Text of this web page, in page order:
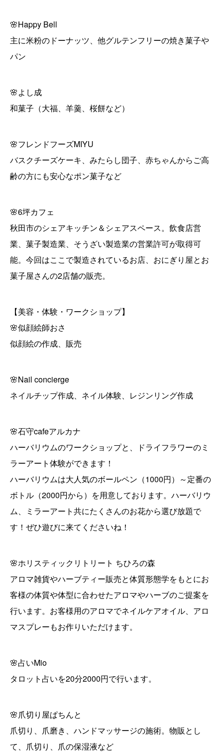
🌸Happy Bell
主に米粉のドーナッツ、他グルテンフリーの焼き菓子や
パン
🌸よし成
和菓子（大福、羊羹、桜餅など）
🌸フレンドフーズMIYU
バスクチーズケーキ、みたらし団子、赤ちゃんからご高
齢の方にも安心なポン菓子など
🌸6坪カフェ
秋田市のシェアキッチン＆シェアスペース。飲食店営
業、菓子製造業、そうざい製造業の営業許可が取得可
能。今回はここで製造されているお店、おにぎり屋とお
菓子屋さんの2店舗の販売。
【美容・体験・ワークショップ】
🌸似顔絵師おさ
似顔絵の作成、販売
🌸Nail concierge
ネイルチップ作成、ネイル体験、レジンリング作成
🌸石守cafeアルカナ
ハーバリウムのワークショップと、ドライフラワーのミ
ラーアート体験ができます！
ハーバリウムは大人気のボールペン（1000円）～定番の
ボトル（2000円から）を用意しております。ハーバリウ
ム、ミラーアート共にたくさんのお花から選び放題で
す！ぜひ遊びに来てくださいね！
🌸ホリスティックリトリート ちひろの森
アロマ雑貨やハーブティー販売と体質形態学をもとにお
客様の体質や体型に合わせたアロマやハーブのご提案を
行います。お客様用のアロマでネイルケアオイル、アロ
マスプレーもお作りいただけます。
🌸占いMio
タロット占いを20分2000円で行います。
🌸爪切り屋ぱちんと
爪切り、爪磨き、ハンドマッサージの施術。物販とし
て、爪切り、爪の保湿液など